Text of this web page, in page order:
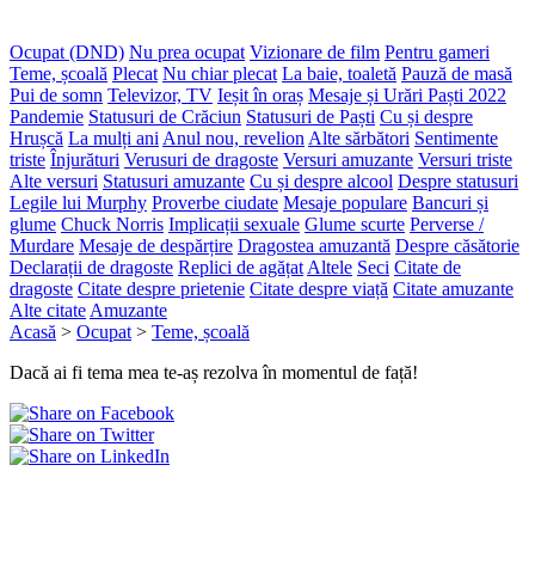
Ocupat (DND) Nu prea ocupat Vizionare de film Pentru gameri
Teme, școală Plecat Nu chiar plecat La baie, toaletă Pauză de masă
Pui de somn Televizor, TV Ieșit în oraș Mesaje și Urări Paști 2022
Pandemie Statusuri de Crăciun Statusuri de Paști Cu și despre
Hrușcă La mulți ani Anul nou, revelion Alte sărbători Sentimente
triste Înjurături Verusuri de dragoste Versuri amuzante Versuri triste
Alte versuri Statusuri amuzante Cu și despre alcool Despre statusuri
Legile lui Murphy Proverbe ciudate Mesaje populare Bancuri și
glume Chuck Norris Implicații sexuale Glume scurte Perverse /
Murdare Mesaje de despărțire Dragostea amuzantă Despre căsătorie
Declarații de dragoste Replici de agățat Altele Seci Citate de
dragoste Citate despre prietenie Citate despre viață Citate amuzante
Alte citate Amuzante
Acasă > Ocupat > Teme, școală
Dacă ai fi tema mea te-aș rezolva în momentul de față!